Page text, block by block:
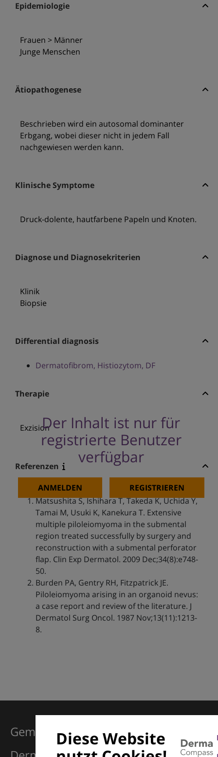
Epidemiologie
Frauen > Männer
Junge Menschen
Ätiopathogenese
Beschrieben wird ein autosomal dominanter
Erbgang, wobei dieser nicht in jedem Fall
nachgewiesen werden kann.
Klinische Symptome
Druck-dolente, hautfarbene Papeln und Knoten.
Diagnose und Diagnosekriterien
Klinik
Biopsie
Differential diagnosis
Dermatofibrom, Histiozytom, DF
Therapie
Der Inhalt ist nur für
registrierte Benutzer
verfügbar
ANMELDEN REGISTRIEREN
Exzision
Referenzen
Matsushita S, Ishihara T, Takeda K, Uchida Y,
Tamai M, Usuki K, Kanekura T. Extensive
multiple piloleiomyoma in the submental
region treated successfully by surgery and
reconstruction with a submental perforator
flap. Clin Exp Dermatol. 2009 Dec;34(8):e748-
50.
Burden PA, Gentry RH, Fitzpatrick JE.
Piloleiomyoma arising in an organoid nevus:
a case report and review of the literature. J
Dermatol Surg Oncol. 1987 Nov;13(11):1213-
8.
Diese Website
Gemeinsam für Exzellenz in der